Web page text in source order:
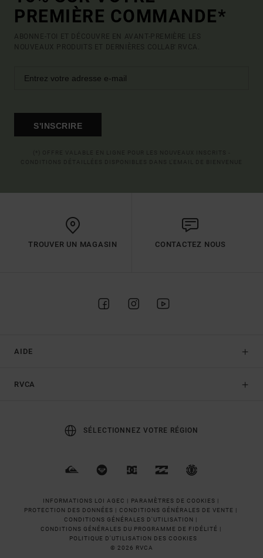
PREMIÈRE COMMANDE*
ABONNE-TOI ET DÉCOUVRE EN AVANT-PREMIÈRE LES
NOUVEAUX PRODUITS ET DERNIÈRES COLLAB' RVCA.
S'INSCRIRE
TROUVER UN MAGASIN CONTACTEZ NOUS
AIDE
RVCA
SÉLECTIONNEZ VOTRE RÉGION
INFORMATIONS LOI AGEC | PARAMÈTRES DE COOKIES |
PROTECTION DES DONNÉES | CONDITIONS GÉNÉRALES DE VENTE |
CONDITIONS GÉNÉRALES D'UTILISATION |
CONDITIONS GÉNÉRALES DU PROGRAMME DE FIDÉLITÉ |
POLITIQUE D'UTILISATION DES COOKIES
© 2026 RVCA